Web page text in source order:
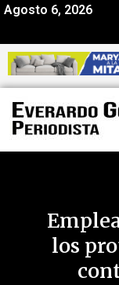
Agosto 6, 2026
los